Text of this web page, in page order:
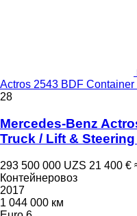
Actros 2543 BDF
28
Mercedes-Benz
Truck / Lift &
293 500 000 UZS 21 400 €
Контейнеровоз
2017
1 044 000 км